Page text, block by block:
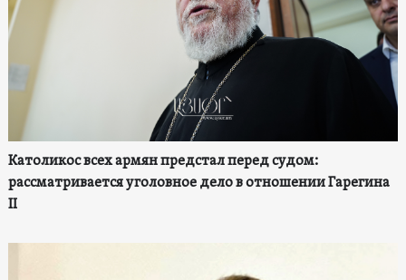
Католикос всех армян предстал перед судом:
рассматривается уголовное дело в отношении Гарегина
II